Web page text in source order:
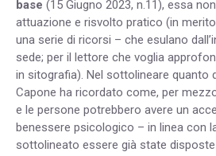
base (15 Giugno 2023, n.11), essa
attuazione e risvolto pratico (in
una serie di ricorsi – che esulano
sede; per il lettore che voglia
in sitografia). Nel sottolineare quanto
Capone ha ricordato come, per
e le persone potrebbero avere un
benessere psicologico – in linea con
sottolineato essere già state